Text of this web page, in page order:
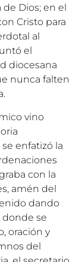
Dios; en el
Cristo para
al
el
diocesana
nunca falten
vino
enfatizó la
con la
amén del
dando
se
oración y
del